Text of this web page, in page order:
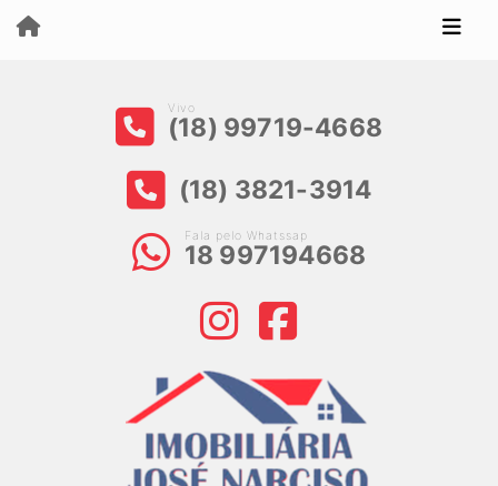
Vivo
(18) 99719-4668
(18) 3821-3914
Fala pelo Whatssap
18 997194668